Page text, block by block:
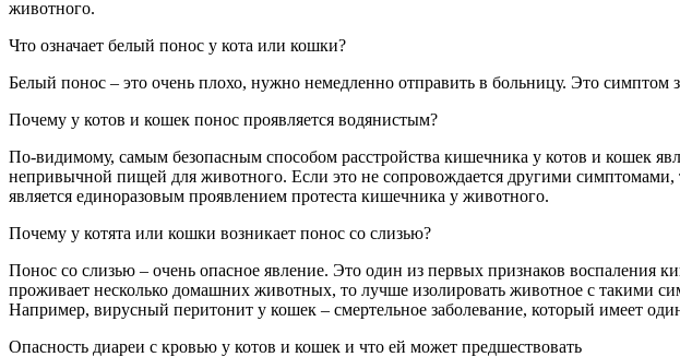
животного.
Что означает белый понос у кота или кошки?
Белый понос – это очень плохо, нужно немедленно отправить в больницу. Это
Почему у котов и кошек понос проявляется водянистым?
По-видимому, самым безопасным способом расстройства кишечника у котов и кошек
непривычной пищей для животного. Если это не сопровождается другими симптомами,
является единоразовым проявлением протеста кишечника у животного.
Почему у котята или кошки возникает понос со слизью?
Понос со слизью – очень опасное явление. Это один из первых признаков воспаления
проживает несколько домашних животных, то лучше изолировать животное с такими
Например, вирусный перитонит у кошек – смертельное заболевание, который имеет
Опасность диареи с кровью у котов и кошек и что ей может предшествовать